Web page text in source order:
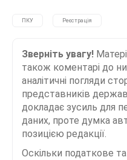
ПКУ Реєстрація
Зверніть увагу!
також коментарі до
аналітичні погляди
представників
докладає зусиль для
даних, проте думка
позицією редакції.
Оскільки податкове